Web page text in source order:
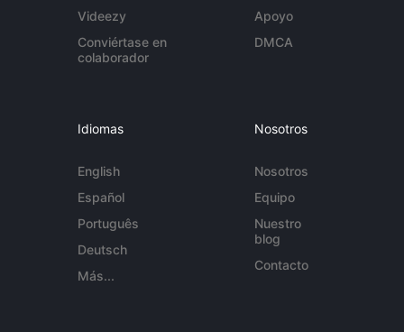
Videezy
Conviértase en
colaborador
Apoyo
DMCA
Idiomas
English
Español
Português
Deutsch
Más...
Nosotros
Nosotros
Equipo
Nuestro
blog
Contacto